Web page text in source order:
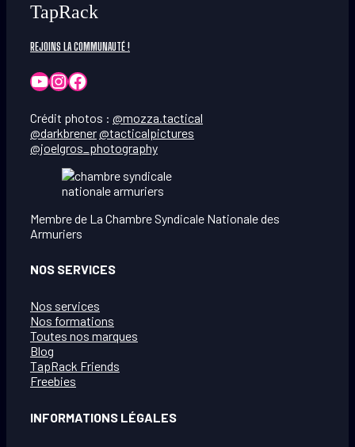
TapRack
REJOINS LA COMMUNAUTÉ !
YouTube
Instagram
Facebook
Crédit photos : @mozza.tactical
@darkbrener@tacticalpictures
@joelgros_photography
Membre de La Chambre Syndicale Nationale des
Armuriers
NOS SERVICES
Nos services
Nos formations
Toutes nos marques
Blog
TapRack Friends
Freebies
INFORMATIONS LÉGALES